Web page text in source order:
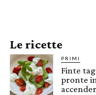
Le ricette
PRIMI
Finte
pronte